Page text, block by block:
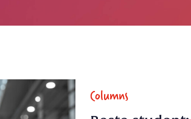
Columns